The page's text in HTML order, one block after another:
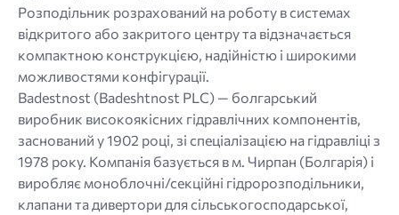
Розподільник розрахований на роботу в системах
відкритого або закритого центру та відзначається
компактною конструкцією, надійністю і широкими
можливостями конфігурації.
Badestnost (Badeshtnost PLC) — болгарський
виробник високоякісних гідравлічних компонентів,
заснований у 1902 році, зі спеціалізацією на гідравліці з
1978 року. Компанія базується в м. Чирпан (Болгарія) і
виробляє моноблочні/секційні гідророзподільники,
клапани та дивертори для сільськогосподарської,